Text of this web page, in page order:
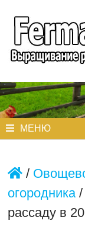
содержимому
МЕНЮ
/
огородника/
рассаду в